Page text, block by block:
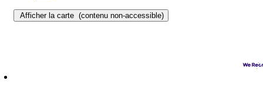
Afficher la carte (contenu non-accessible)